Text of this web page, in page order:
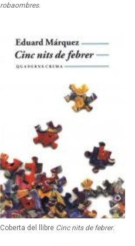
robaombres.
Coberta del llibre Cinc nits de febrer.